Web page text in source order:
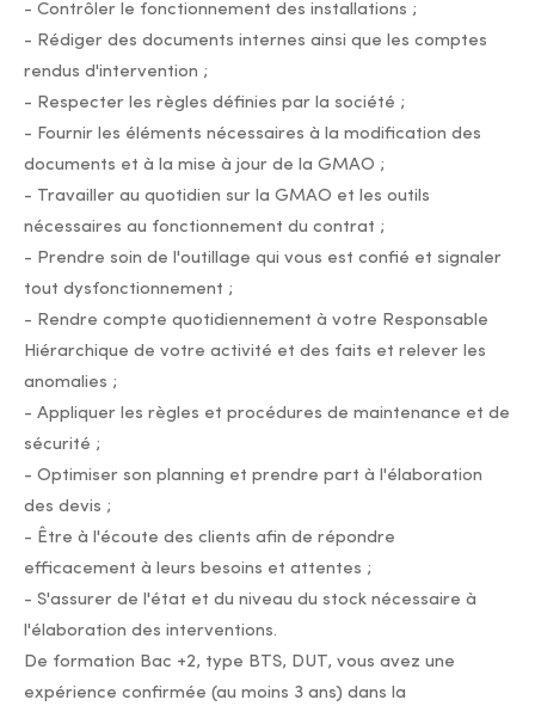
- Contrôler le fonctionnement des installations ;
- Rédiger des documents internes ainsi que les comptes
rendus d'intervention ;
- Respecter les règles définies par la société ;
- Fournir les éléments nécessaires à la modification des
documents et à la mise à jour de la GMAO ;
- Travailler au quotidien sur la GMAO et les outils
nécessaires au fonctionnement du contrat ;
- Prendre soin de l'outillage qui vous est confié et signaler
tout dysfonctionnement ;
- Rendre compte quotidiennement à votre Responsable
Hiérarchique de votre activité et des faits et relever les
anomalies ;
- Appliquer les règles et procédures de maintenance et de
sécurité ;
- Optimiser son planning et prendre part à l'élaboration
des devis ;
- Être à l'écoute des clients afin de répondre
efficacement à leurs besoins et attentes ;
- S'assurer de l'état et du niveau du stock nécessaire à
l'élaboration des interventions.
De formation Bac +2, type BTS, DUT, vous avez une
expérience confirmée (au moins 3 ans) dans la